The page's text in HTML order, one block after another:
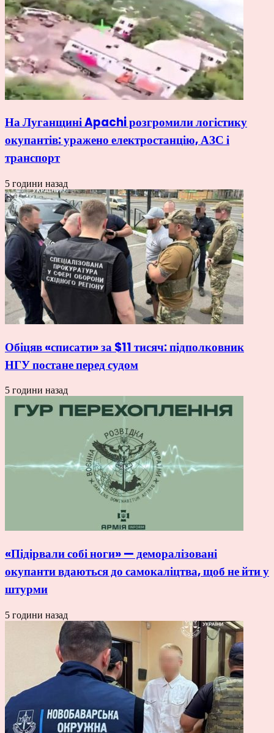
На Луганщині Apachi розгромили логістику
окупантів: уражено електростанцію, АЗС і
транспорт
5 години назад
Обіцяв «списати» за $11 тисяч: підполковник
НГУ постане перед судом
5 години назад
«Підірвали собі ноги» — деморалізовані
окупанти вдаються до самокаліцтва, щоб не йти у
штурми
5 години назад